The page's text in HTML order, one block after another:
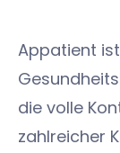
Appatient
die volle
zahlreicher